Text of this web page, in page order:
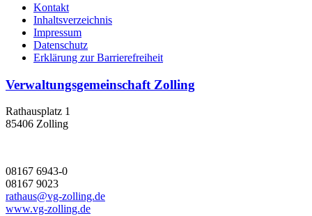
Kontakt
Inhaltsverzeichnis
Impressum
Datenschutz
Erklärung zur Barrierefreiheit
Verwaltungsgemeinschaft Zolling
Rathausplatz 1
85406 Zolling
08167 6943-0
08167 9023
rathaus@vg-zolling.de
www.vg-zolling.de